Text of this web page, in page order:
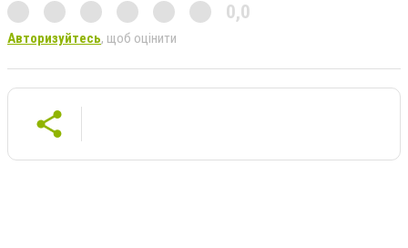
0,0
Авторизуйтесь, щоб оцінити